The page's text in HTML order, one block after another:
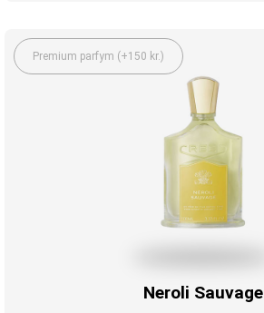
Premium parfym (+150 kr.)
Neroli Sauvage